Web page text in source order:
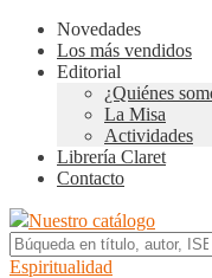
Novedades
Los más vendidos
Editorial
¿Quiénes
La Misa
Actividades
Librería Claret
Contacto
Nuestro catálogo
Espiritualidad